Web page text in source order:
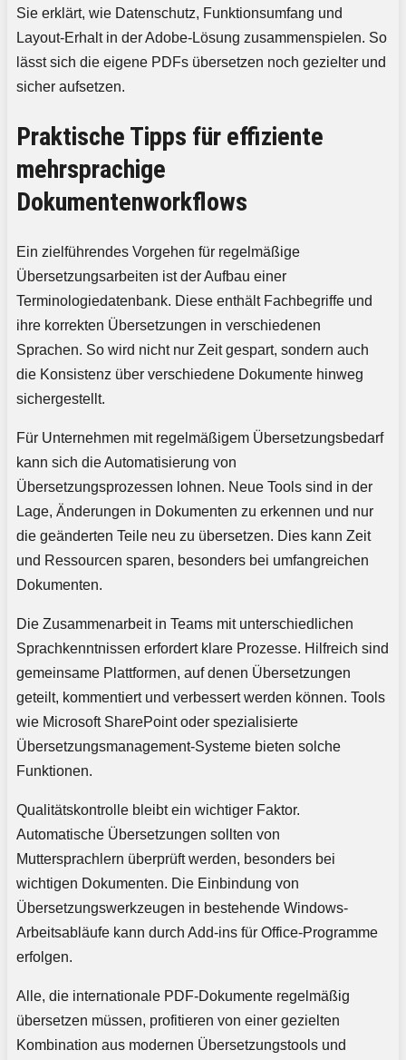
Sie erklärt, wie Datenschutz, Funktionsumfang und
Layout-Erhalt in der Adobe-Lösung zusammenspielen. So
lässt sich die eigene PDFs übersetzen noch gezielter und
sicher aufsetzen.
Praktische Tipps für effiziente
mehrsprachige
Dokumentenworkflows
Ein zielführendes Vorgehen für regelmäßige
Übersetzungsarbeiten ist der Aufbau einer
Terminologiedatenbank. Diese enthält Fachbegriffe und
ihre korrekten Übersetzungen in verschiedenen
Sprachen. So wird nicht nur Zeit gespart, sondern auch
die Konsistenz über verschiedene Dokumente hinweg
sichergestellt.
Für Unternehmen mit regelmäßigem Übersetzungsbedarf
kann sich die Automatisierung von
Übersetzungsprozessen lohnen. Neue Tools sind in der
Lage, Änderungen in Dokumenten zu erkennen und nur
die geänderten Teile neu zu übersetzen. Dies kann Zeit
und Ressourcen sparen, besonders bei umfangreichen
Dokumenten.
Die Zusammenarbeit in Teams mit unterschiedlichen
Sprachkenntnissen erfordert klare Prozesse. Hilfreich sind
gemeinsame Plattformen, auf denen Übersetzungen
geteilt, kommentiert und verbessert werden können. Tools
wie Microsoft SharePoint oder spezialisierte
Übersetzungsmanagement-Systeme bieten solche
Funktionen.
Qualitätskontrolle bleibt ein wichtiger Faktor.
Automatische Übersetzungen sollten von
Muttersprachlern überprüft werden, besonders bei
wichtigen Dokumenten. Die Einbindung von
Übersetzungswerkzeugen in bestehende Windows-
Arbeitsabläufe kann durch Add-ins für Office-Programme
erfolgen.
Alle, die internationale PDF-Dokumente regelmäßig
übersetzen müssen, profitieren von einer gezielten
Kombination aus modernen Übersetzungstools und